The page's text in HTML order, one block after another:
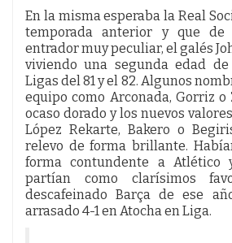
En la misma esperaba la Real
temporada anterior y que
entrador muy peculiar, el galés
viviendo una segunda edad
Ligas del 81 y el 82. Algunos
equipo como Arconada, Gorriz o
ocaso dorado y los nuevos
López Rekarte, Bakero o
relevo de forma brillante.
forma contundente a Atlético
partían como clarísimos
descafeinado Barça de ese
arrasado 4-1 en Atocha en Liga.